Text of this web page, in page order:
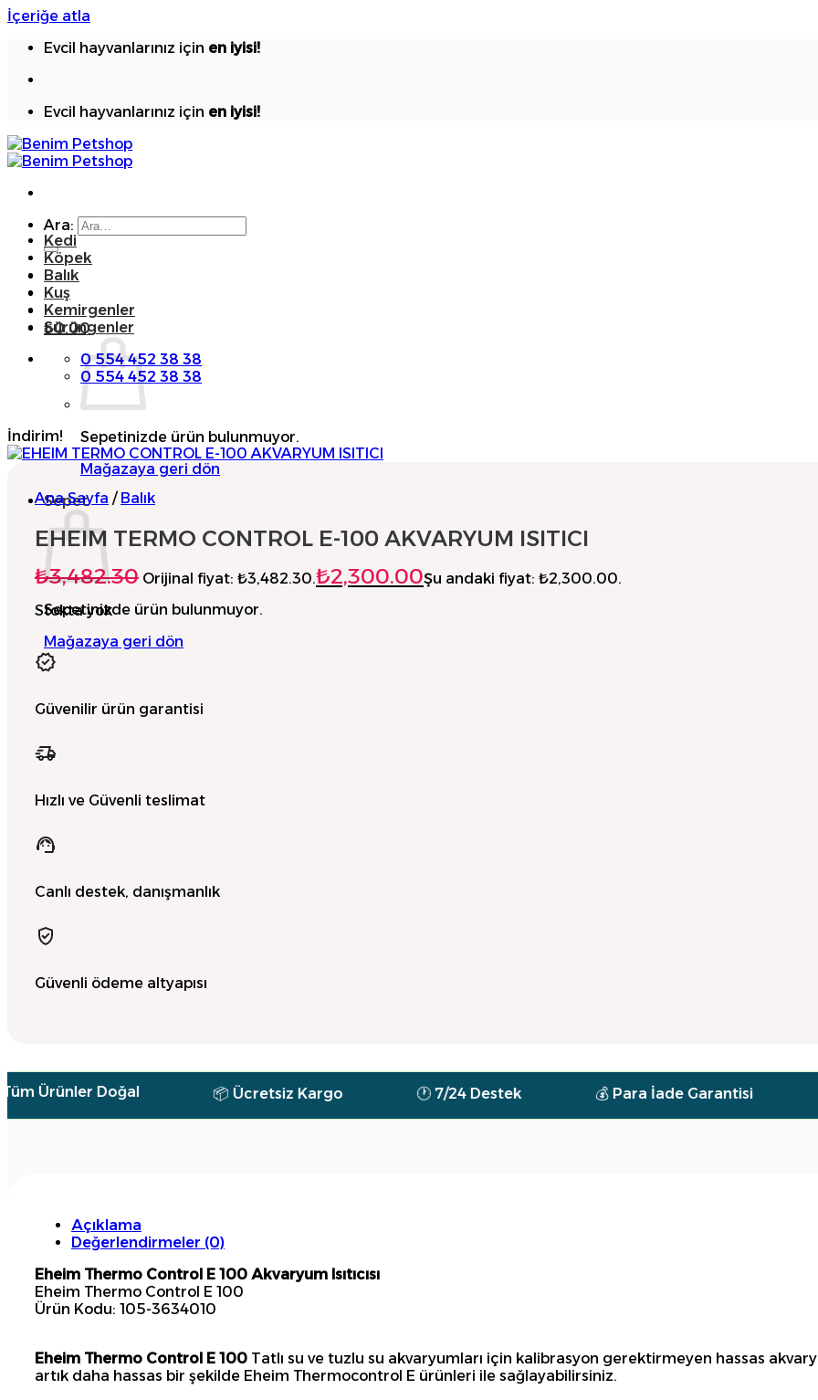
İçeriğe atla
Evcil hayvanlarınız için en iyisi!
Evcil hayvanlarınız için en iyisi!
Ara:
₺0.00
Sepetinizde ürün bulunmuyor.
Mağazaya geri dön
Sepet
Sepetinizde ürün bulunmuyor.
Mağazaya geri dön
Kedi
Köpek
Balık
Kuş
Kemirgenler
Sürüngenler
0 554 452 38 38
0 554 452 38 38
İndirim!
Ana Sayfa / Balık
EHEIM TERMO CONTROL E-100 AKVARYUM ISITICI
₺3,482.30 Orijinal fiyat: ₺3,482.30.₺2,300.00Şu andaki fiyat: ₺2,300.00.
Stokta yok
Güvenilir ürün garantisi
Hızlı ve Güvenli teslimat
Canlı destek, danışmanlık
Güvenli ödeme altyapısı
Doğal 📦 Ücretsiz Kargo 🕐 7/24 Destek 💰 Para İade Garantisi
Açıklama
Değerlendirmeler (0)
Eheim Thermo Control E 100 Akvaryum Isıtıcısı
Eheim Thermo Control E 100
Ürün Kodu: 105-3634010
Eheim Thermo Control E 100 Tatlı su ve tuzlu su akvaryumları için kalibrasyon gerektirmeyen hassas
artık daha hassas bir şekilde Eheim Thermocontrol E ürünleri ile sağlayabilirsiniz.